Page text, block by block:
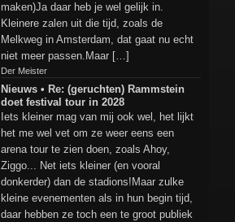
maken)Ja daar heb je wel gelijk in.
Kleinere zalen uit die tijd, zoals de
Melkweg in Amsterdam, dat gaat nu echt
niet meer passen.Maar […]
Der Meister
Nieuws • Re: (geruchten) Rammstein
doet festival tour in 2028
Iets kleiner mag van mij ook wel, het lijkt
het me wel vet om ze weer eens een
arena tour te zien doen, zoals Ahoy,
Ziggo... Net iets kleiner (en vooral
donkerder) dan de stadions!Maar zulke
kleine evenementen als in hun begin tijd,
daar hebben ze toch een te groot publiek